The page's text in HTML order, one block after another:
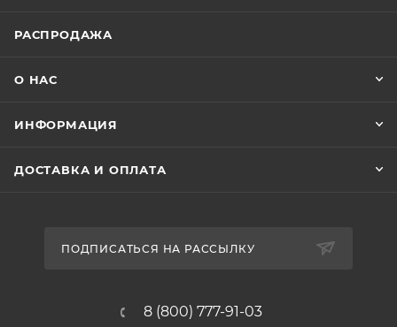
РАСПРОДАЖА
О НАС
ИНФОРМАЦИЯ
ДОСТАВКА И ОПЛАТА
ПОДПИСАТЬСЯ НА РАССЫЛКУ
8 (800) 777-91-03